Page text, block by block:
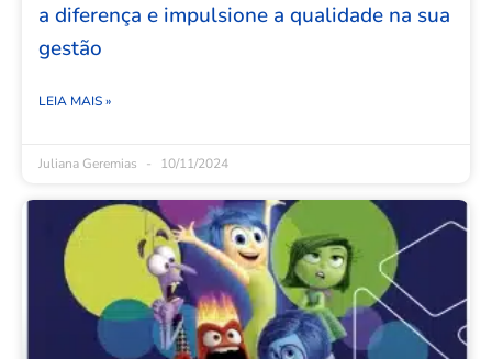
a diferença e impulsione a qualidade na sua
gestão
LEIA MAIS »
Juliana Geremias 10/11/2024